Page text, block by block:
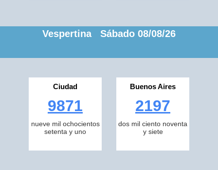
Vespertina Sábado 08/08/26
Ciudad
9871
nueve mil ochocientos
setenta y uno
Buenos Aires
2197
dos mil ciento noventa
y siete